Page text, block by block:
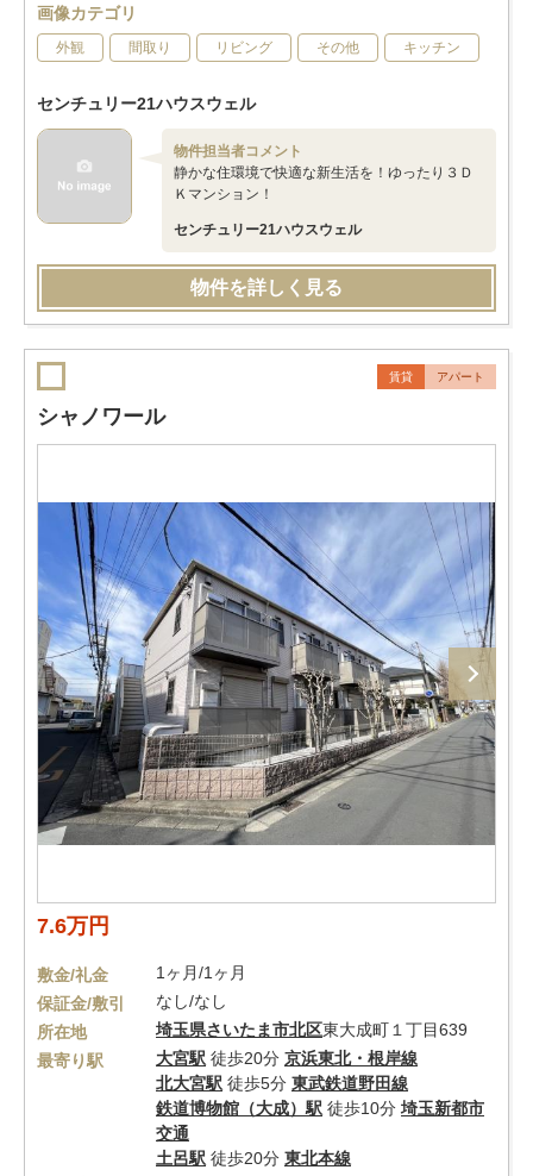
画像カテゴリ
外観 間取り リビング その他 キッチン
センチュリー21ハウスウェル
物件担当者コメント
静かな住環境で快適な新生活を！ゆったり３Ｄ
Ｋマンション！
センチュリー21ハウスウェル
物件を詳しく見る
賃貸 アパート
シャノワール
7.6万円
敷金/礼金
1ヶ月/1ヶ月
保証金/敷引
なし/なし
所在地
埼玉県さいたま市北区東大成町１丁目639
最寄り駅
大宮駅 徒歩20分 京浜東北・根岸線
北大宮駅 徒歩5分 東武鉄道野田線
鉄道博物館（大成）駅 徒歩10分 埼玉新都市
交通
土呂駅 徒歩20分 東北本線